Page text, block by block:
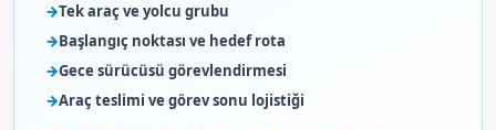
Tek araç ve yolcu grubu
Başlangıç noktası ve hedef rota
Gece sürücüsü görevlendirmesi
Araç teslimi ve görev sonu lojistiği